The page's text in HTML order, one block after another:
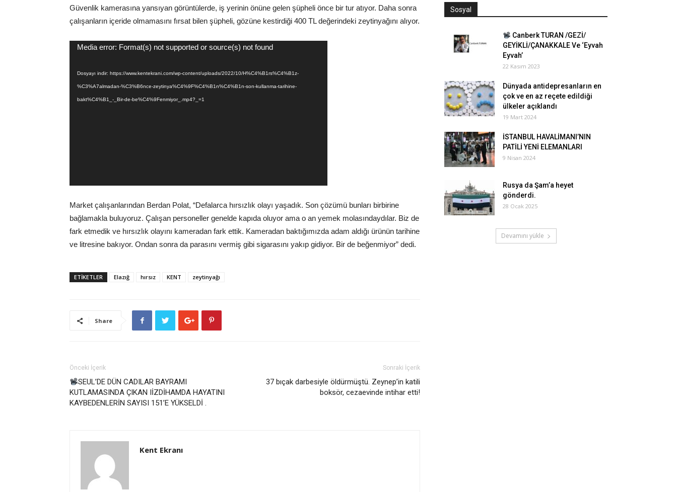
Güvenlik kamerasına yansıyan görüntülerde, iş yerinin önüne gelen şüpheli önce bir tur atıyor. Daha sonra
çalışanların içeride olmamasını fırsat bilen şüpheli, gözüne kestirdiği 400 TL değerindeki zeytinyağını alıyor.
Video
Media error: Format(s) not supported or source(s) not found
Dosyayı indir: https://www.kentekrani.com/wp-content/uploads/2022/10/H%C4%B1rs%C4%B1z-
%C3%A7almadan-%C3%B6nce-zeytinya%C4%9F%C4%B1n%C4%B1n-son-kullanma-tarihine-
bakt%C4%B1_-_Bir-de-be%C4%9Fenmiyor_.mp4?_=1
Market çalışanlarından Berdan Polat, “Defalarca hırsızlık olayı yaşadık. Son çözümü bunları birbirine
bağlamakla buluyoruz. Çalışan personeller genelde kapıda oluyor ama o an yemek molasındaydılar. Biz de
fark etmedik ve hırsızlık olayını kameradan fark ettik. Kameradan baktığımızda adam aldığı ürünün tarihine
ve litresine bakıyor. Ondan sonra da parasını vermiş gibi sigarasını yakıp gidiyor. Bir de beğenmiyor” dedi.
ETİKETLER Elazığ hırsız KENT zeytinyağı
Share
Önceki İçerik
SEUL’DE DÜN CADILAR BAYRAMI
KUTLAMASINDA ÇIKAN IİZDİHAMDA HAYATINI
KAYBEDENLERİN SAYISI 151’E YÜKSELDİ .
Sonraki İçerik
37 bıçak darbesiyle öldürmüştü. Zeynep’in katili
boksör, cezaevinde intihar etti!
Kent Ekranı
Sosyal
Canberk TURAN /GEZİ/
GEYİKLİ/ÇANAKKALE Ve ‘Eyvah
Eyvah’
22 Kasım 2023
Dünyada antidepresanların en
çok ve en az reçete edildiği
ülkeler açıklandı
19 Mart 2024
İSTANBUL HAVALİMANI’NIN
PATİLİ YENİ ELEMANLARI
9 Nisan 2024
Rusya da Şam’a heyet
gönderdi.
28 Ocak 2025
Devamını yükle